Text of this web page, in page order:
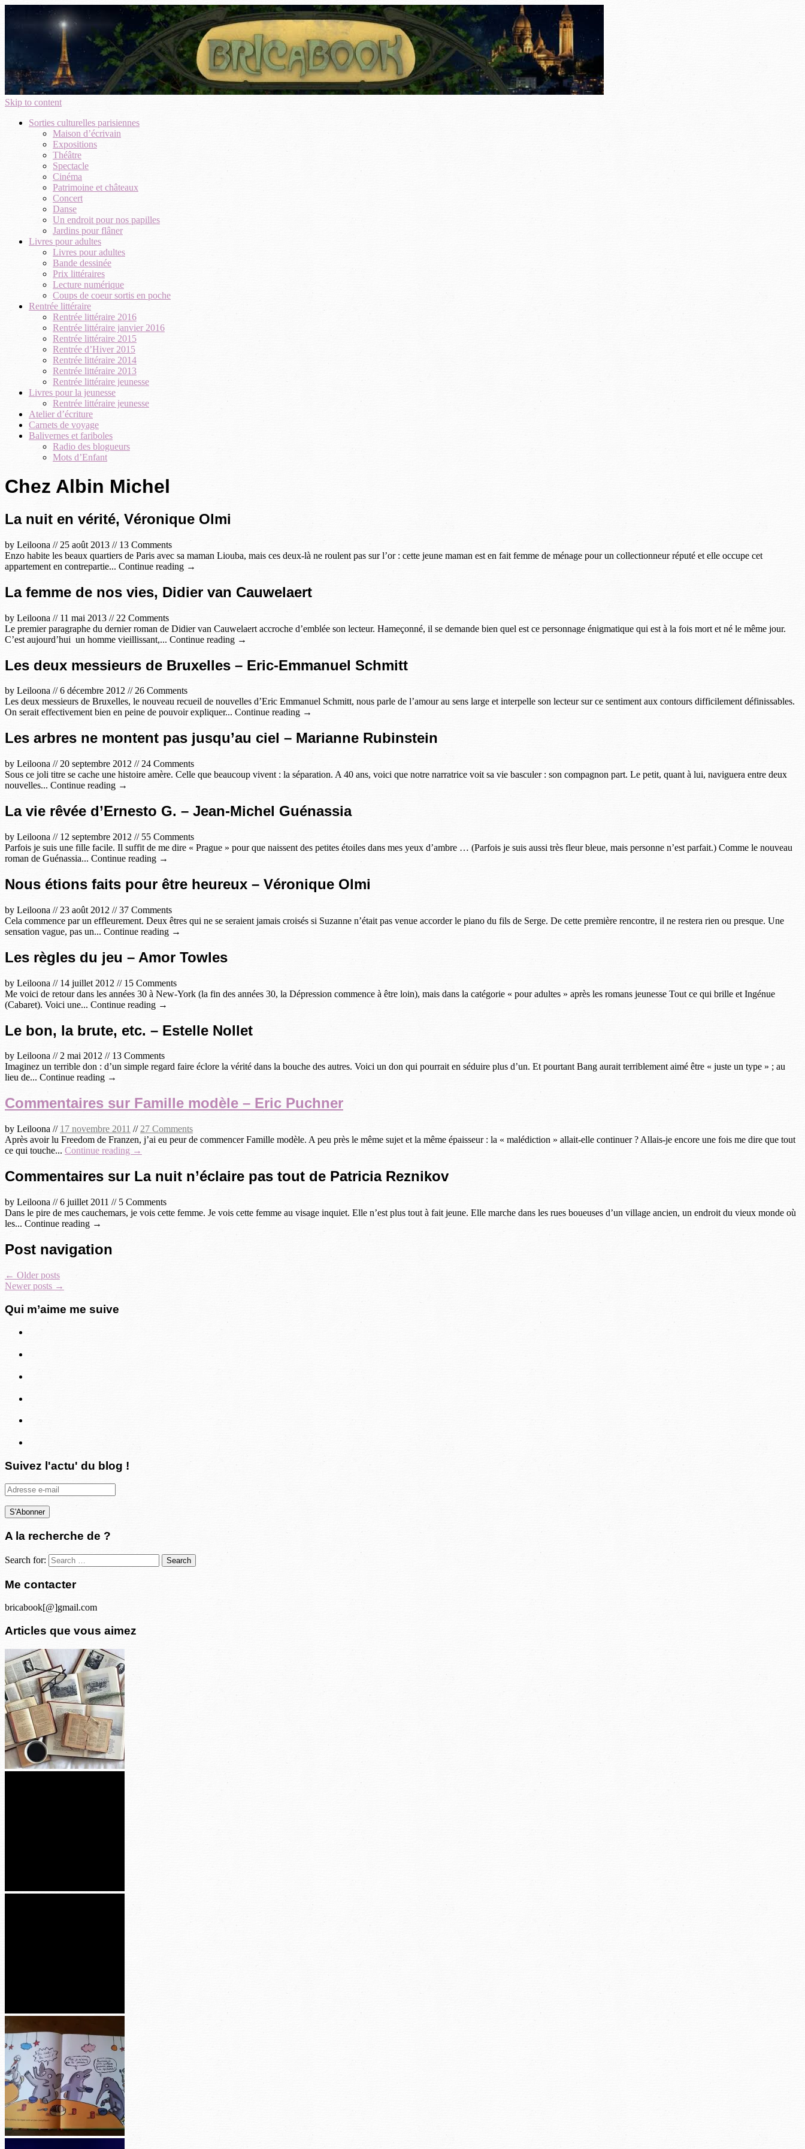
Skip to content
Sorties culturelles parisiennes
Maison d’écrivain
Expositions
Théâtre
Spectacle
Cinéma
Patrimoine et châteaux
Concert
Danse
Un endroit pour nos papilles
Jardins pour flâner
Livres pour adultes
Livres pour adultes
Bande dessinée
Prix littéraires
Lecture numérique
Coups de coeur sortis en poche
Rentrée littéraire
Rentrée littéraire 2016
Rentrée littéraire janvier 2016
Rentrée littéraire 2015
Rentrée d’Hiver 2015
Rentrée littéraire 2014
Rentrée littéraire 2013
Rentrée littéraire jeunesse
Livres pour la jeunesse
Rentrée littéraire jeunesse
Atelier d’écriture
Carnets de voyage
Balivernes et fariboles
Radio des blogueurs
Mots d’Enfant
Chez Albin Michel
La nuit en vérité, Véronique Olmi
by Leiloona //25 août 2013 // 13 Comments
Enzo habite les beaux quartiers de Paris avec sa maman Liouba, mais ces deux-là ne roulent pas sur l’or : cette jeune maman est en fait femme de ménage pour un collectionneur réputé et elle occupe cet
appartement en contrepartie... Continue reading →
La femme de nos vies, Didier van Cauwelaert
by Leiloona // 11 mai 2013 //22 Comments
Le premier paragraphe du dernier roman de Didier van Cauwelaert accroche d’emblée son lecteur. Hameçonné, il se demande bien quel est ce personnage énigmatique qui est à la fois mort et né le même jour.
C’est aujourd’hui un homme vieillissant,... Continue reading →
Les deux messieurs de Bruxelles – Eric-Emmanuel Schmitt
by Leiloona //6 décembre 2012 //26 Comments
Les deux messieurs de Bruxelles, le nouveau recueil de nouvelles d’Eric Emmanuel Schmitt, nous parle de l’amour au sens large et interpelle son lecteur sur ce sentiment aux contours difficilement définissables.
On serait effectivement bien en peine de pouvoir expliquer... Continue reading →
Les arbres ne montent pas jusqu’au ciel – Marianne Rubinstein
by Leiloona // 20 septembre 2012 // 24 Comments
Sous ce joli titre se cache une histoire amère. Celle que beaucoup vivent : la séparation. A 40 ans, voici que notre narratrice voit sa vie basculer : son compagnon part. Le petit, quant à lui, naviguera entre deux
nouvelles... Continue reading →
La vie rêvée d’Ernesto G. – Jean-Michel Guénassia
by Leiloona // 12 septembre 2012 // 55 Comments
Parfois je suis une fille facile. Il suffit de me dire « Prague » pour que naissent des petites étoiles dans mes yeux d’ambre … (Parfois je suis aussi très fleur bleue, mais personne n’est parfait.) Comme le nouveau
roman de Guénassia... Continue reading →
Nous étions faits pour être heureux – Véronique Olmi
by Leiloona //23 août 2012 //37 Comments
Cela commence par un effleurement. Deux êtres qui ne se seraient jamais croisés si Suzanne n’était pas venue accorder le piano du fils de Serge. De cette première rencontre, il ne restera rien ou presque. Une
sensation vague, pas un... Continue reading →
Les règles du jeu – Amor Towles
by Leiloona // 14 juillet 2012 // 15 Comments
Me voici de retour dans les années 30 à New-York (la fin des années 30, la Dépression commence à être loin), mais dans la catégorie « pour adultes » après les romans jeunesse Tout ce qui brille et Ingénue
(Cabaret). Voici une... Continue reading →
Le bon, la brute, etc. – Estelle Nollet
by Leiloona //2 mai 2012 // 13 Comments
Imaginez un terrible don : d’un simple regard faire éclore la vérité dans la bouche des autres. Voici un don qui pourrait en séduire plus d’un. Et pourtant Bang aurait terriblement aimé être « juste un type » ; au
lieu de... Continue reading →
Commentaires sur Famille modèle – Eric Puchner
by Leiloona // 17 novembre 2011 // 27 Comments
Après avoir lu Freedom de Franzen, j’ai eu peur de commencer Famille modèle. A peu près le même sujet et la même épaisseur : la « malédiction » allait-elle continuer ? Allais-je encore une fois me dire que tout
ce qui touche... Continue reading →
Commentaires sur La nuit n’éclaire pas tout de Patricia Reznikov
by Leiloona //6 juillet 2011 // 5 Comments
Dans le pire de mes cauchemars, je vois cette femme. Je vois cette femme au visage inquiet. Elle n’est plus tout à fait jeune. Elle marche dans les rues boueuses d’un village ancien, un endroit du vieux monde où
les... Continue reading →
Post navigation
← Older posts
Newer posts →
Qui m’aime me suive
Suivez l'actu' du blog !
Adresse
e-
mail
A la recherche de ?
Search for:
Me contacter
bricabook[@]gmail.com
Articles que vous aimez